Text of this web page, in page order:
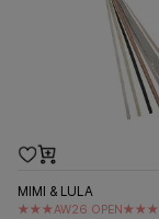
MIMI & LULA
★★★AW26 OPEN★★★